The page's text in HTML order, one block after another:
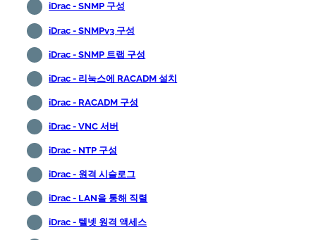
iDrac - SNMP 구성
iDrac - SNMPv3 구성
iDrac - SNMP 트랩 구성
iDrac - 리눅스에 RACADM 설치
iDrac - RACADM 구성
iDrac - VNC 서버
iDrac - NTP 구성
iDrac - 원격 시슬로그
iDrac - LAN을 통해 직렬
iDrac - 텔넷 원격 액세스